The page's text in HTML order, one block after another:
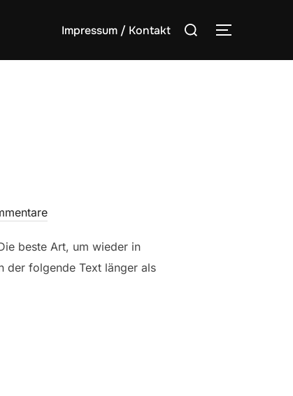
Impressum / Kontakt
Suchen
beste Art, um wieder in
der folgende Text länger als